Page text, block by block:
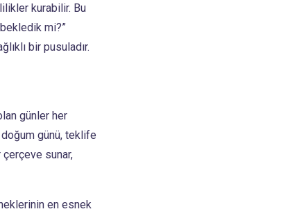
kurabilir. Bu
mi?”
bir pusuladır.
günler her
günü, teklife
sunar,
en esnek